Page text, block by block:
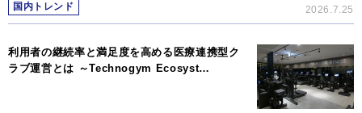
国内トレンド 2026.7.25
利用者の継続率と満足度を高める医療連携型ク
ラブ運営とは ～Technogym Ecosyst…